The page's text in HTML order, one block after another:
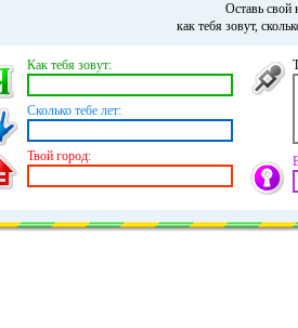
Оставь свой
как тебя зовут,
Как тебя зовут:
Сколько тебе лет:
Твой город: